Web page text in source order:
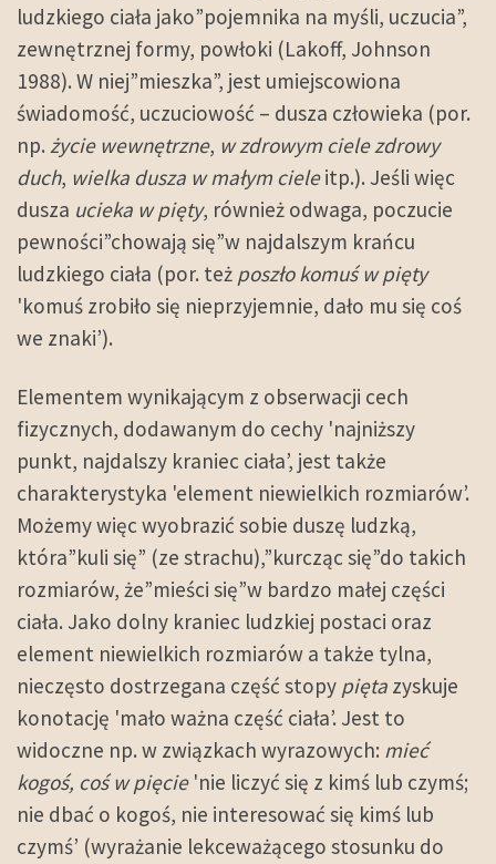
ludzkiego ciała jako”pojemnika na myśli, uczucia”,
zewnętrznej formy, powłoki (Lakoff, Johnson
1988). W niej”mieszka”, jest umiejscowiona
świadomość, uczuciowość – dusza człowieka (por.
np. życie wewnętrzne, w zdrowym ciele zdrowy
duch, wielka dusza w małym cieleitp.). Jeśli więc
dusza ucieka w pięty, również odwaga, poczucie
pewności”chowają się”w najdalszym krańcu
ludzkiego ciała (por. też poszło komuś w pięty
'komuś zrobiło się nieprzyjemnie, dało mu się coś
we znaki’).
Elementem wynikającym z obserwacji cech
fizycznych, dodawanym do cechy 'najniższy
punkt, najdalszy kraniec ciała’, jest także
charakterystyka 'element niewielkich rozmiarów’.
Możemy więc wyobrazić sobie duszę ludzką,
która”kuli się” (ze strachu),”kurcząc się”do takich
rozmiarów, że”mieści się”w bardzo małej części
ciała. Jako dolny kraniec ludzkiej postaci oraz
element niewielkich rozmiarów a także tylna,
nieczęsto dostrzegana część stopy pięta zyskuje
konotację 'mało ważna część ciała’. Jest to
widoczne np. w związkach wyrazowych: mieć
kogoś, coś w pięcie'nie liczyć się z kimś lub czymś;
nie dbać o kogoś, nie interesować się kimś lub
czymś’ (wyrażanie lekceważącego stosunku do